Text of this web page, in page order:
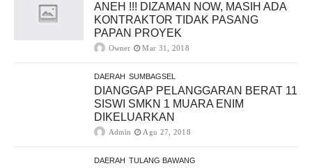
ANEH !!! DIZAMAN NOW, MASIH ADA
KONTRAKTOR TIDAK PASANG
PAPAN PROYEK
Owner Mar 31, 2018
DAERAH SUMBAGSEL
DIANGGAP PELANGGARAN BERAT 11
SISWI SMKN 1 MUARA ENIM
DIKELUARKAN
Admin Agu 27, 2018
DAERAH TULANG BAWANG